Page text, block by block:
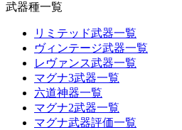
武器種一覧
リミテッド武器一覧
ヴィンテージ武器一覧
レヴァンス武器一覧
マグナ3武器一覧
六道神器一覧
マグナ2武器一覧
マグナ武器評価一覧